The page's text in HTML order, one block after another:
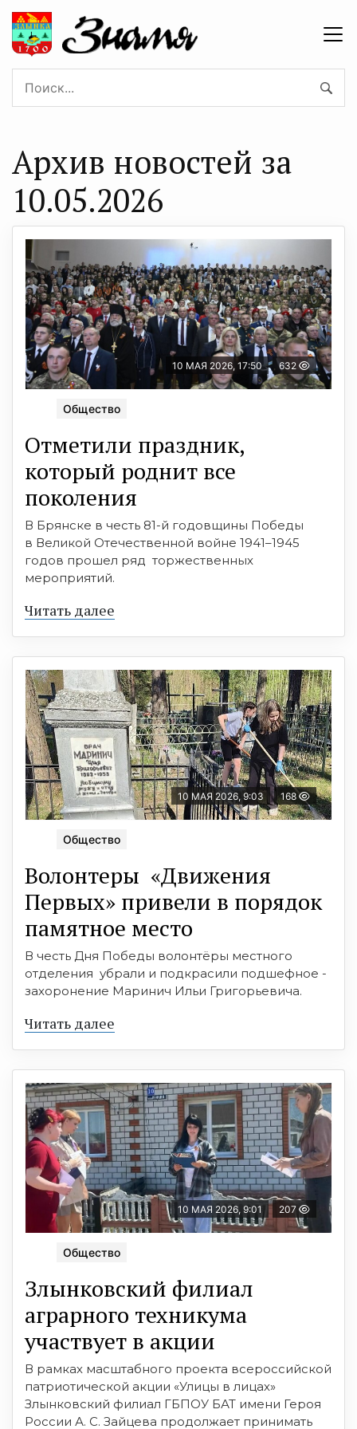
Архив новостей за
10.05.2026
10 МАЯ 2026, 17:50 632
Общество
Отметили праздник,
который роднит все
поколения
В Брянске в честь 81-й годовщины Победы
в Великой Отечественной войне 1941–1945
годов прошел ряд торжественных
мероприятий.
Читать далее
10 МАЯ 2026, 9:03 168
Общество
Волонтеры «Движения
Первых» привели в порядок
памятное место
В честь Дня Победы волонтёры местного
отделения убрали и подкрасили подшефное -
захоронение Маринич Ильи Григорьевича.
Читать далее
10 МАЯ 2026, 9:01 207
Общество
Злынковский филиал
аграрного техникума
участвует в акции
В рамках масштабного проекта всероссийской
патриотической акции «Улицы в лицах»
Злынковский филиал ГБПОУ БАТ имени Героя
России А. С. Зайцева продолжает принимать